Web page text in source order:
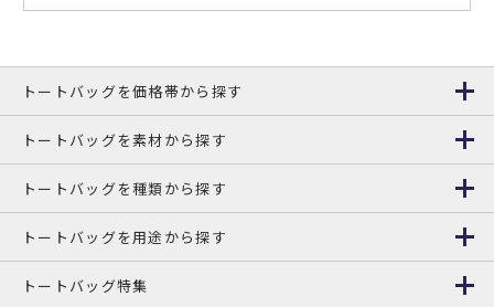
トートバッグを価格帯から探す
トートバッグを素材から探す
トートバッグを種類から探す
トートバッグを用途から探す
トートバッグ特集